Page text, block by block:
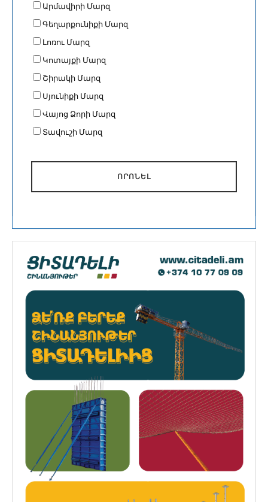
Արմավիրի Մարզ
Գեղարքունիքի Մարզ
Լոռու Մարզ
Կոտայքի Մարզ
Շիրակի Մարզ
Սյունիքի Մարզ
Վայոց Ձորի Մարզ
Տավուշի Մարզ
ՈՐՈՆԵԼ